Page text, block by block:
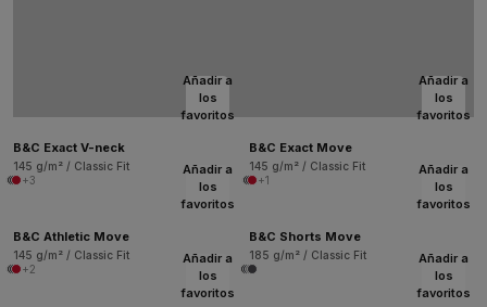
Añadir a
los
favoritos
B&C Exact V-neck
145 g/m² / Classic Fit
+3
Añadir a
los
favoritos
B&C Exact Move
145 g/m² / Classic Fit
+1
Añadir a
los
favoritos
B&C Athletic Move
145 g/m² / Classic Fit
+2
Añadir a
los
favoritos
B&C Shorts Move
185 g/m² / Classic Fit
Añadir a
los
favoritos
Añadir a
los
favoritos